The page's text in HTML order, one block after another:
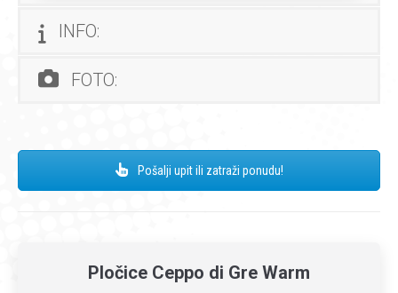
INFO:
FOTO:
Pošalji upit ili zatraži ponudu!
Pločice Ceppo di Gre Warm